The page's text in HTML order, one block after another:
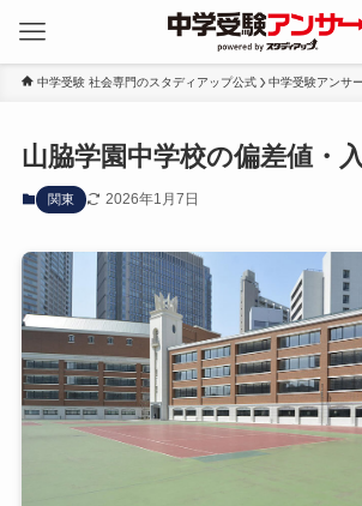
中学受験 社会専門のスタディアップ公式 中学受験アンサー
山脇学園中学校の偏差値・
関東 2026年1月7日